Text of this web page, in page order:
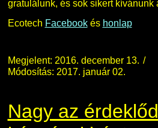
gratulálunk, és sok sikert kívánunk
Ecotech Facebookés honlap
Megjelent: 2016. december 13.
Módosítás: 2017. január 02.
Nagy az